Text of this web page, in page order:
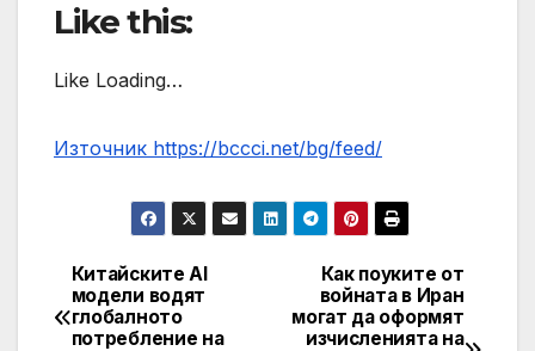
Like this:
Like Loading…
Източник https://bccci.net/bg/feed/
Post
navigation
Как поуките от
войната в Иран
могат да оформят
изчисленията на
Китайските AI
модели водят
глобалното
потребление на